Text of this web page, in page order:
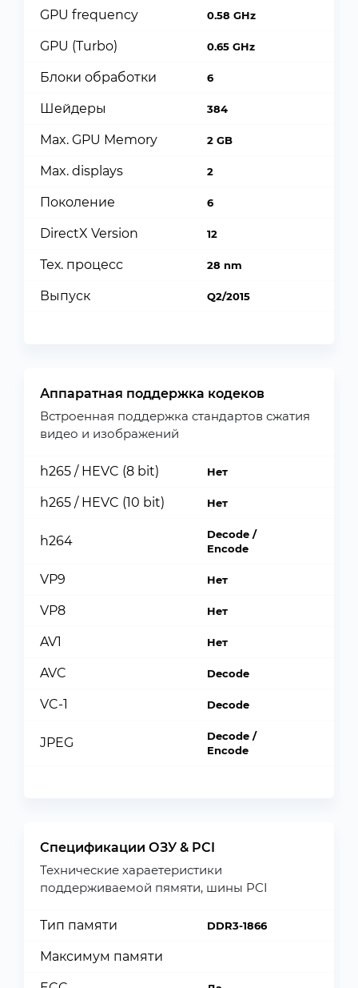
GPU frequency 0.58 GHz
GPU (Turbo) 0.65 GHz
Блоки обработки 6
Шейдеры 384
Max. GPU Memory 2 GB
Max. displays 2
Поколение 6
DirectX Version 12
Тех. процесс 28 nm
Выпуск Q2/2015
Аппаратная поддержка кодеков
Встроенная поддержка стандартов сжатия
видео и изображений
h265 / HEVC (8 bit) Нет
h265 / HEVC (10 bit) Нет
h264
Decode /
Encode
VP9 Нет
VP8 Нет
AV1 Нет
AVC Decode
VC-1 Decode
JPEG
Decode /
Encode
Спецификации ОЗУ & PCI
Технические хараетеристики
поддерживаемой пямяти, шины PCI
Тип памяти DDR3-1866
Максимум памяти